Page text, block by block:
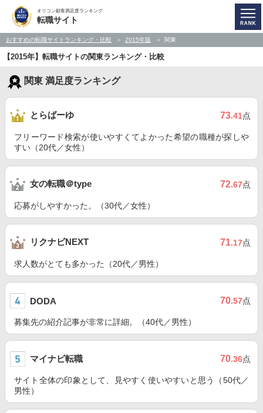
オリコン顧客満足度ランキング
転職サイト
おすすめの転職サイトランキング・比較 2015年版 関東
【2015年】転職サイトの関東ランキング・比較
関東 満足度ランキング
とらばーゆ 73.41点
フリーワード検索が使いやすくてよかった希望の職種が探しや
すい（20代／女性）
女の転職＠type 72.67点
応募がしやすかった。（30代／女性）
リクナビNEXT 71.17点
求人数がとても多かった（20代／男性）
DODA 70.57点
募集先の紹介記事が非常に詳細。（40代／男性）
マイナビ転職 70.36点
サイト全体の印象として、見やすく使いやすいと思う（50代／
男性）